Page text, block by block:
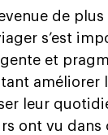
de plus
s’est
et
améliorer
leur
ont vu